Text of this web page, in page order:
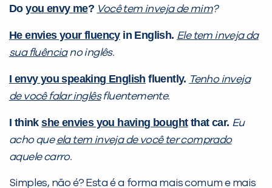
Doyou envy me? Você tem inveja de mim?
He envies your fluencyin English. Ele tem inveja da
sua fluênciano inglês.
I envy you speaking English fluently. Tenho inveja
de você falar inglêsfluentemente.
I thinkshe envies you having boughtthat car. Eu
acho queela tem inveja de você ter comprado
aquele carro.
Simples, não é? Esta é a forma mais comum e mais